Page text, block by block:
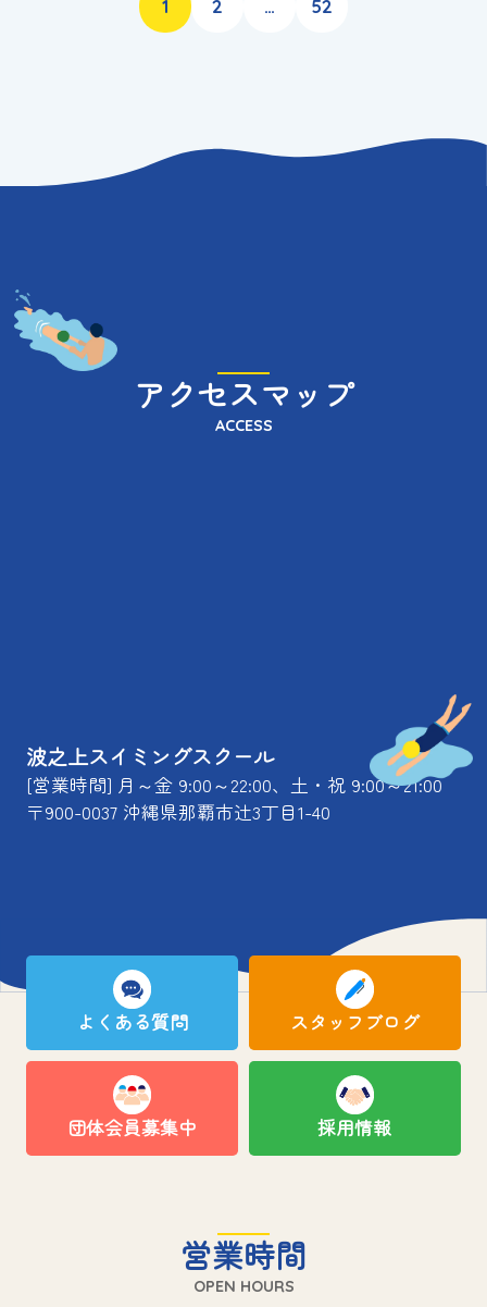
1 2 … 52
アクセスマップ
ACCESS
波之上スイミングスクール
[営業時間] 月～金 9:00～22:00、土・祝 9:00～21:00
〒900-0037 沖縄県那覇市辻3丁目1-40
よくある質問 スタッフブログ
団体会員募集中 採用情報
営業時間
OPEN HOURS